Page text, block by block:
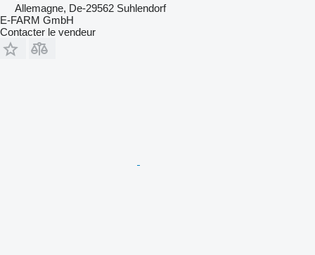
Allemagne, De-29562 Suhlendorf
E-FARM GmbH
Contacter le vendeur